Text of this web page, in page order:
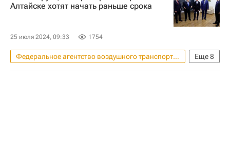
Происшествия
Московская область (Подмосковье)
Капремонт
Алтайске хотят начать раньше срока
25 июля 2024, 09:33 1754
Еще8
Федеральное агентство воздушного транспорта (Росавиация)
Горно-Алтайск
Россия